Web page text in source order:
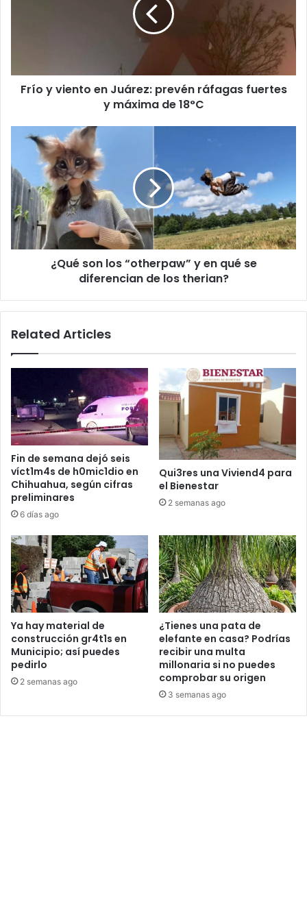
y
máxima
Frío y viento en Juárez: prevén ráfagas fuertes
y máxima de 18°C
¿Qué
los
“otherpaw”
y
en
qué
se
diferencian
¿Qué son los “otherpaw” y en qué se
diferencian de los therian?
Related Articles
Fin de semana dejó seis
víct1m4s de h0mic1dio en
Chihuahua, según cifras
preliminares
6 días ago
Qui3res una Viviend4 para
el Bienestar
2 semanas ago
Ya hay material de
construcción gr4t1s en
Municipio; así puedes
pedirlo
2 semanas ago
¿Tienes una pata de
elefante en casa? Podrías
recibir una multa
millonaria si no puedes
comprobar su origen
3 semanas ago